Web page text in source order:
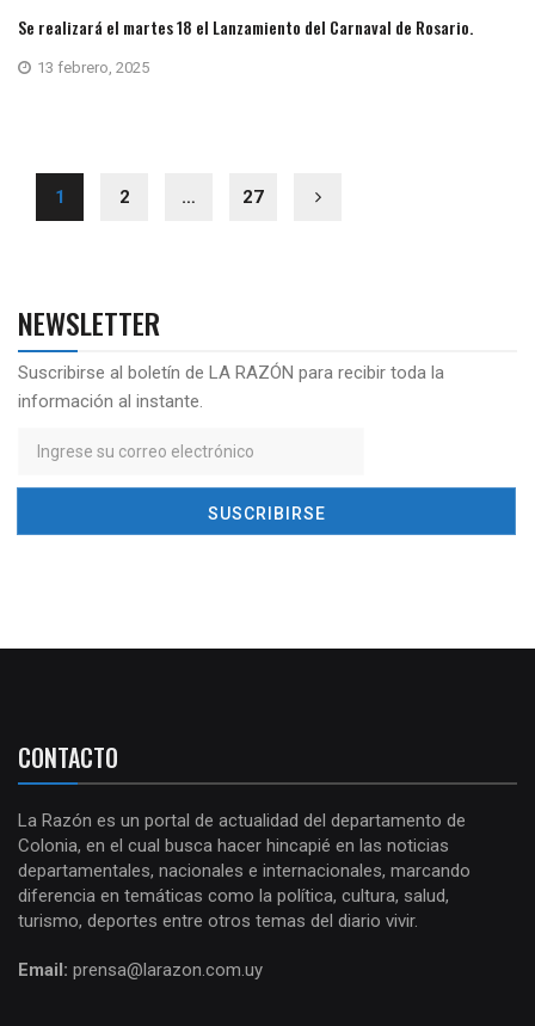
Se realizará el martes 18 el Lanzamiento del Carnaval de Rosario.
13 febrero, 2025
1 2 … 27
NEWSLETTER
Suscribirse al boletín de LA RAZÓN para recibir toda la
información al instante.
CONTACTO
La Razón es un portal de actualidad del departamento de
Colonia, en el cual busca hacer hincapié en las noticias
departamentales, nacionales e internacionales, marcando
diferencia en temáticas como la política, cultura, salud,
turismo, deportes entre otros temas del diario vivir.
Email: prensa@larazon.com.uy